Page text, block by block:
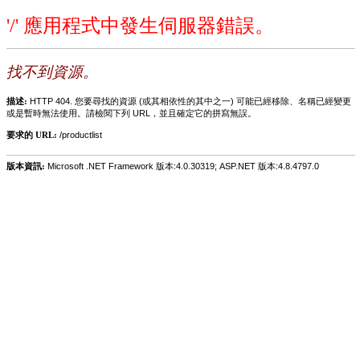
'/' 應用程式中發生伺服器錯誤。
找不到資源。
描述: HTTP 404. 您要尋找的資源 (或其相依性的其中之一) 可能已經移除、名稱已經變更
或是暫時無法使用。請檢閱下列 URL，並且確定它的拼寫無誤。
要求的 URL: /productlist
版本資訊: Microsoft .NET Framework 版本:4.0.30319; ASP.NET 版本:4.8.4797.0